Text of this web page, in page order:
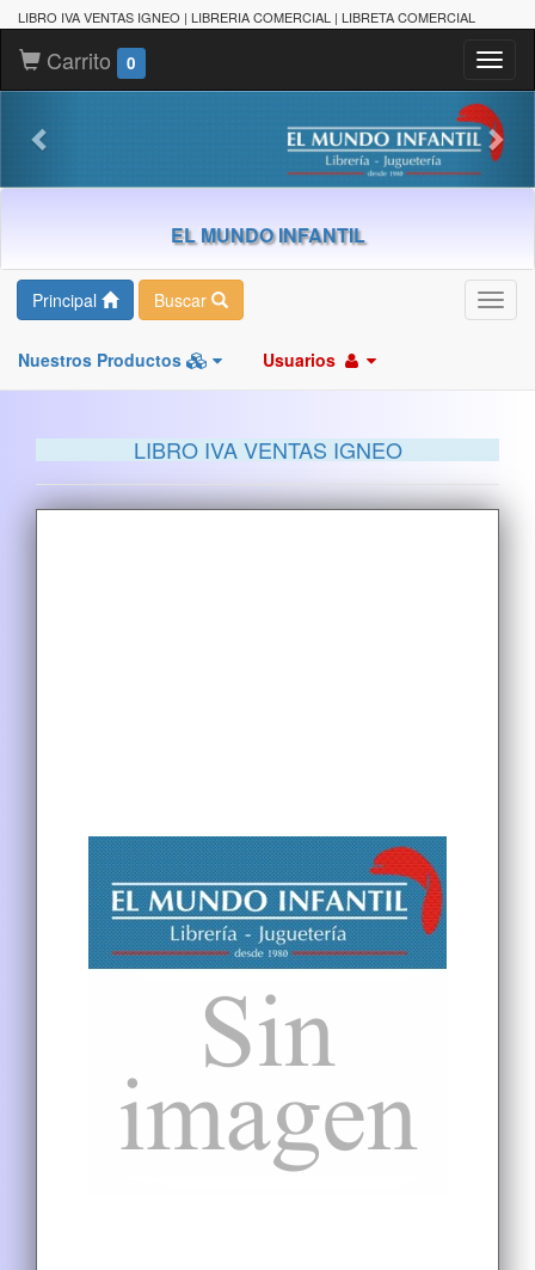
LIBRO IVA VENTAS IGNEO | LIBRERIA COMERCIAL | LIBRETA COMERCIAL
Carrito 0
EL MUNDO INFANTIL
Principal Buscar
Nuestros Productos Usuarios
LIBRO IVA VENTAS IGNEO